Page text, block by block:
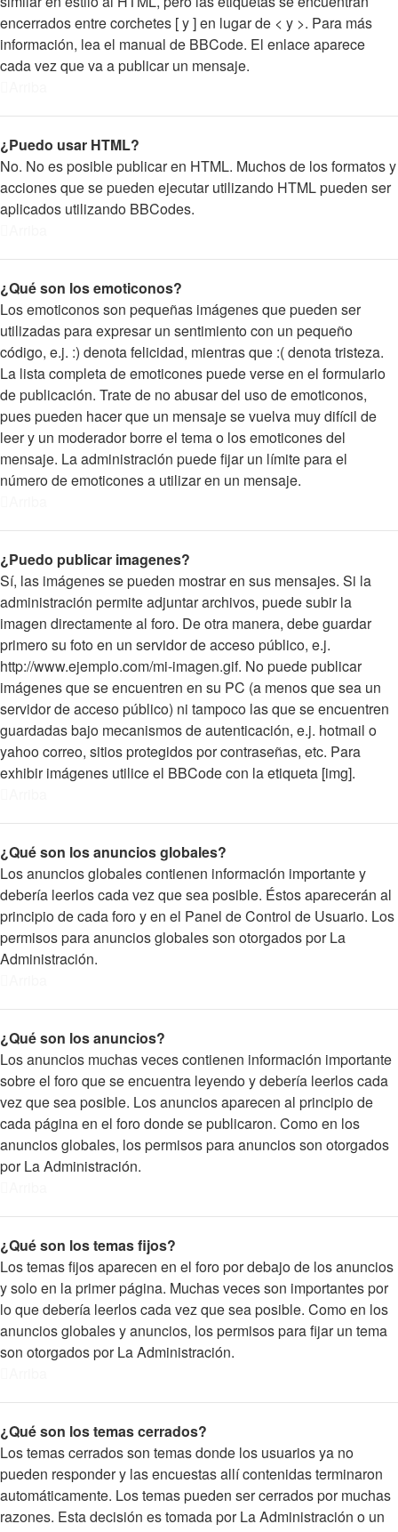
encerrados entre corchetes [ y ] en lugar de < y >. Para más
información, lea el manual de BBCode. El enlace aparece
cada vez que va a publicar un mensaje.
¿Puedo usar HTML?
No. No es posible publicar en HTML. Muchos de los formatos y
acciones que se pueden ejecutar utilizando HTML pueden ser
aplicados utilizando BBCodes.
¿Qué son los emoticonos?
Los emoticonos son pequeñas imágenes que pueden ser
utilizadas para expresar un sentimiento con un pequeño
código, e.j. :) denota felicidad, mientras que :( denota tristeza.
La lista completa de emoticones puede verse en el formulario
de publicación. Trate de no abusar del uso de emoticonos,
pues pueden hacer que un mensaje se vuelva muy difícil de
leer y un moderador borre el tema o los emoticones del
mensaje. La administración puede fijar un límite para el
número de emoticones a utilizar en un mensaje.
¿Puedo publicar imagenes?
Sí, las imágenes se pueden mostrar en sus mensajes. Si la
administración permite adjuntar archivos, puede subir la
imagen directamente al foro. De otra manera, debe guardar
primero su foto en un servidor de acceso público, e.j.
http://www.ejemplo.com/mi-imagen.gif. No puede publicar
imágenes que se encuentren en su PC (a menos que sea un
servidor de acceso público) ni tampoco las que se encuentren
guardadas bajo mecanismos de autenticación, e.j. hotmail o
yahoo correo, sitios protegidos por contraseñas, etc. Para
exhibir imágenes utilice el BBCode con la etiqueta [img].
¿Qué son los anuncios globales?
Los anuncios globales contienen información importante y
debería leerlos cada vez que sea posible. Éstos aparecerán al
principio de cada foro y en el Panel de Control de Usuario. Los
permisos para anuncios globales son otorgados por La
Administración.
¿Qué son los anuncios?
Los anuncios muchas veces contienen información importante
sobre el foro que se encuentra leyendo y debería leerlos cada
vez que sea posible. Los anuncios aparecen al principio de
cada página en el foro donde se publicaron. Como en los
anuncios globales, los permisos para anuncios son otorgados
por La Administración.
¿Qué son los temas fijos?
Los temas fijos aparecen en el foro por debajo de los anuncios
y solo en la primer página. Muchas veces son importantes por
lo que debería leerlos cada vez que sea posible. Como en los
anuncios globales y anuncios, los permisos para fijar un tema
son otorgados por La Administración.
¿Qué son los temas cerrados?
Los temas cerrados son temas donde los usuarios ya no
pueden responder y las encuestas allí contenidas terminaron
automáticamente. Los temas pueden ser cerrados por muchas
razones. Esta decisión es tomada por La Administración o un